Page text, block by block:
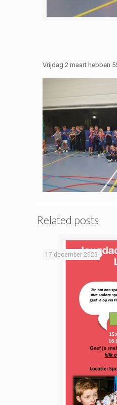
Vrijdag 2 maart hebben
Related posts
17 december 2025